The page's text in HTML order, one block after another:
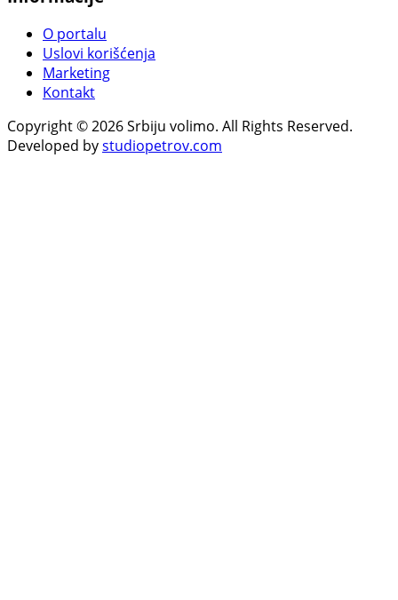
O portalu
Uslovi korišćenja
Marketing
Kontakt
Copyright © 2026 Srbiju volimo. All Rights Reserved.
Developed bystudiopetrov.com